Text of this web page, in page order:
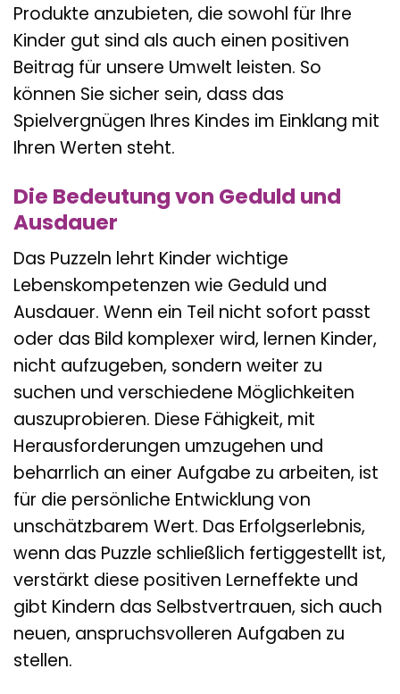
Produkte anzubieten, die sowohl für Ihre
Kinder gut sind als auch einen positiven
Beitrag für unsere Umwelt leisten. So
können Sie sicher sein, dass das
Spielvergnügen Ihres Kindes im Einklang mit
Ihren Werten steht.
Die Bedeutung von Geduld und
Ausdauer
Das Puzzeln lehrt Kinder wichtige
Lebenskompetenzen wie Geduld und
Ausdauer. Wenn ein Teil nicht sofort passt
oder das Bild komplexer wird, lernen Kinder,
nicht aufzugeben, sondern weiter zu
suchen und verschiedene Möglichkeiten
auszuprobieren. Diese Fähigkeit, mit
Herausforderungen umzugehen und
beharrlich an einer Aufgabe zu arbeiten, ist
für die persönliche Entwicklung von
unschätzbarem Wert. Das Erfolgserlebnis,
wenn das Puzzle schließlich fertiggestellt ist,
verstärkt diese positiven Lerneffekte und
gibt Kindern das Selbstvertrauen, sich auch
neuen, anspruchsvolleren Aufgaben zu
stellen.